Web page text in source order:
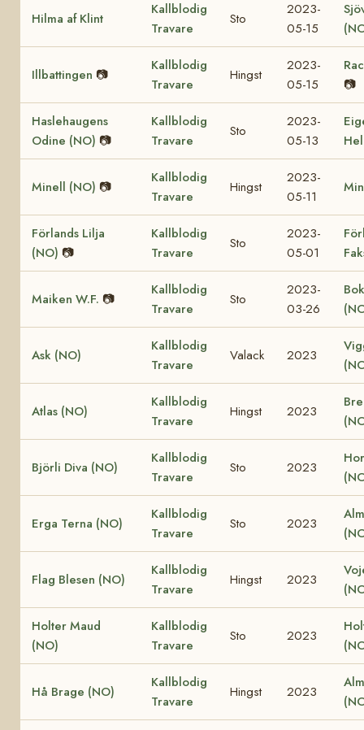
Hilma af Klint
Kallblodig
Travare
Sto
2023-
05-15
Illbattingen 📷
Kallblodig
Travare
Hingst
2023-
05-15
📷
Haslehaugens
Odine (NO) 📷
Kallblodig
Travare
Sto
2023-
05-13
Minell (NO) 📷
Kallblodig
Travare
Hingst
2023-
05-11
Förlands Lilja
(NO) 📷
Kallblodig
Travare
Sto
2023-
05-01
Maiken W.F. 📷
Kallblodig
Travare
Sto
2023-
03-26
Ask (NO)
Kallblodig
Travare
Valack 2023
Atlas (NO)
Kallblodig
Travare
Hingst 2023
Björli Diva (NO)
Kallblodig
Travare
Sto 2023
Erga Terna (NO)
Kallblodig
Travare
Sto 2023
Flag Blesen (NO)
Kallblodig
Travare
Hingst 2023
Holter Maud
(NO)
Kallblodig
Travare
Sto 2023
Hå Brage (NO)
Kallblodig
Travare
Hingst 2023